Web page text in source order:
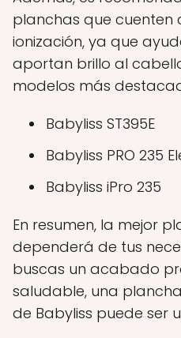
planchas que
ionización, ya que
aportan brillo al
modelos más
Babyliss ST395E
Babyliss PRO 235
Babyliss iPro 235
En resumen, la mejor
dependerá de tus
buscas un acabado
saludable, una
de Babyliss puede ser